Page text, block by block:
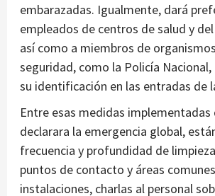
embarazadas. Igualmente, dará
empleados de centros de salud y
así como a miembros de
seguridad, como la Policía
su identificación en las entradas de
Entre esas medidas implementadas
declarara la emergencia global,
frecuencia y profundidad de
puntos de contacto y áreas
instalaciones, charlas al personal